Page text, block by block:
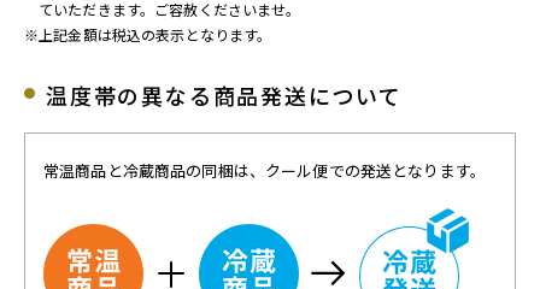
ていただきます。ご容赦くださいませ。
※上記金額は税込の表示となります。
温度帯の異なる商品発送について
常温商品と冷蔵商品の同梱は、クール便での発送となります。